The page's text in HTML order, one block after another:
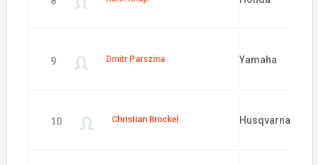
9 Dmitr Parszina Yamaha
10 Christian Brockel Husqvarna